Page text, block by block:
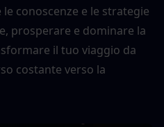
conoscenze e le strategie
prosperare e dominare la
il tuo viaggio da
costante verso la